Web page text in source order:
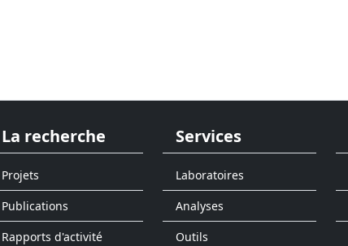
La recherche
Projets
Publications
Rapports d'activité
Services
Laboratoires
Analyses
Outils